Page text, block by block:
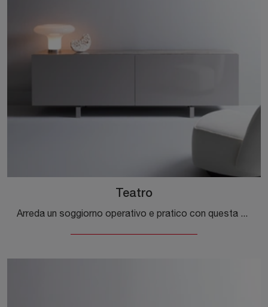
Teatro
Arreda un soggiorno operativo e pratico con questa madia Teatro di Desiree: scopri le più esclusive Madie in laccato opaco.